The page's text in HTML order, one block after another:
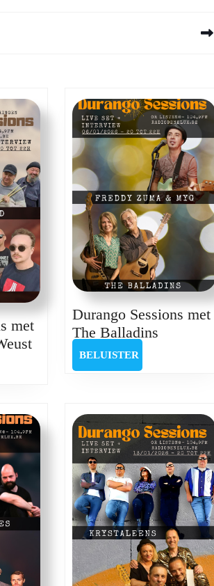
met
Durango
Sessions
&
Weust
Durango Sessions met
The BalladinsDurango
BELUISTERBELUISTER